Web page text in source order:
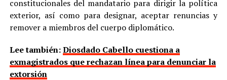
constitucionales del mandatario para dirigir la política
exterior, así como para designar, aceptar renuncias y
remover a miembros del cuerpo diplomático.
Lee también:Diosdado Cabello cuestiona a
exmagistrados que rechazan línea para denunciar la
extorsión